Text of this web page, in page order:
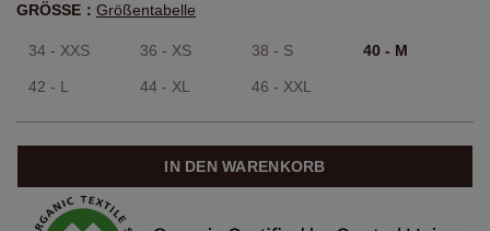
GRÖSSE： Größentabelle
34 - XXS 36 - XS 38 - S 40 - M
42 - L 44 - XL 46 - XXL
IN DEN WARENKORB